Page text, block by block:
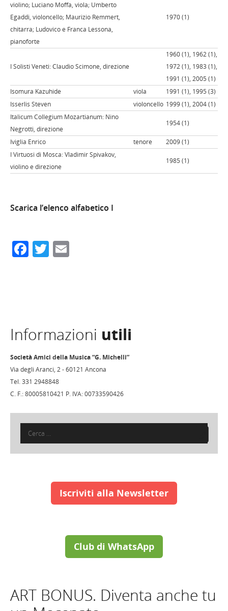
violino; Luciano Moffa, viola; Umberto
Egaddi, violoncello; Maurizio Remmert,
chitarra; Ludovico e Franca Lessona,
pianoforte
1970 (1)
I Solisti Veneti: Claudio Scimone, direzione
1960 (1), 1962 (1),
1972 (1), 1983 (1),
1991 (1), 2005 (1)
Isomura Kazuhide
viola
1991 (1), 1995 (3)
Isserlis Steven
violoncello 1999 (1), 2004 (1)
Italicum Collegium Mozartianum: Nino
Negrotti, direzione
1954 (1)
Iviglia Enrico tenore
2009 (1)
I Virtuosi di Mosca: Vladimir Spivakov,
violino e direzione
1985 (1)
Scarica l’elenco alfabetico I
Facebook
Twitter
Informazioni utili
Società Amici della Musica “G. Michelli”
Via degli Aranci, 2 - 60121 Ancona
Tel. 331 2948848
C. F.: 80005810421 P. IVA: 00733590426
Ricerca
Iscriviti alla Newsletter
Club di WhatsApp
ART BONUS. Diventa anche tu